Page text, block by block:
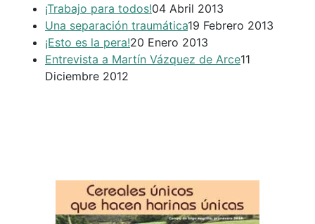
¡Trabajo para todos!04 Abril 2013
Una separación traumática19 Febrero 2013
¡Esto es la pera!20 Enero 2013
Entrevista a Martín Vázquez de Arce11
Diciembre 2012